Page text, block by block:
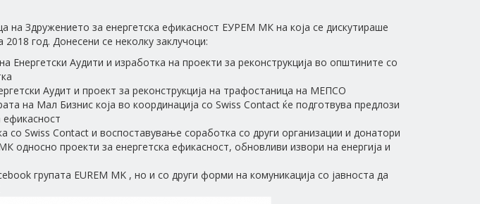
на Здружението за енергетска ефикасност ЕУРЕМ МК на која се дискутираше
год. Донесени се неколку заклучоци:
Енергетски Аудити и изработка на проекти за реконструкција во општините со
Аудит и проект за реконструкција на трафостаница на МЕПСО
на Мал Бизнис која во координација со Swiss Contact ќе подготвува предлози
ефикасност
со Swiss Contact и воспоставување соработка со други организации и донатори
односно проекти за енергетска ефикасност, обновливи извори на енергија и
групата EUREM MK , но и со други форми на комуникација со јавноста да